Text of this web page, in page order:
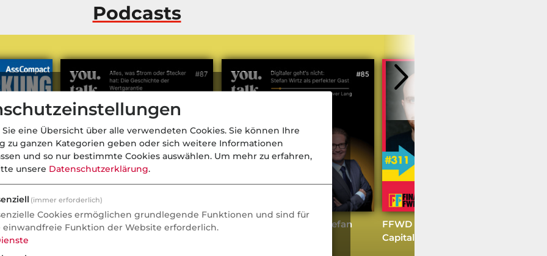
Podcasts
in der
Alles, was Strom oder Stecker
Digitaler geht's nicht: Stefan
FFWD #311 mit dem Scalable-
Capital-Gründer Erik Podzuweit
weitere Podcasts
- Aktuell
eine Übersicht über alle verwendeten Cookies. Sie können Ihre
zu ganzen Kategorien geben oder sich weitere Informationen
und so nur bestimmte Cookies auswählen. Um mehr zu erfahren,
unsere Datenschutzerklärung.
(immer erforderlich)
Cookies ermöglichen grundlegende Funktionen und sind für
einwandfreie Funktion der Website erforderlich.